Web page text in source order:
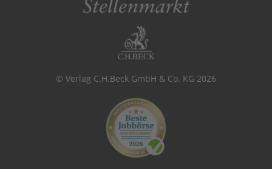
© Verlag C.H.Beck GmbH & Co. KG 2026